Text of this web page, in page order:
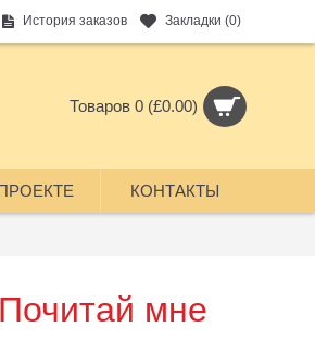
История заказов Закладки (0)
Товаров 0 (£0.00)
КОНТАКТЫ
мне